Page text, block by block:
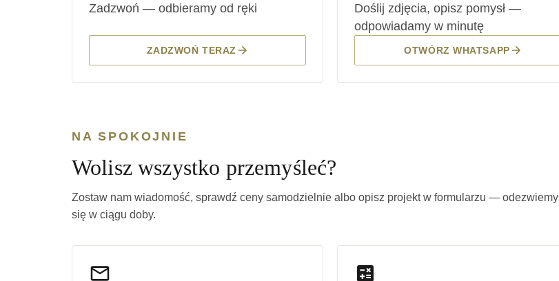
Zadzwoń — odbieramy od ręki
ZADZWOŃ TERAZ
Doślij zdjęcia, opisz pomysł —
odpowiadamy w minutę
OTWÓRZ WHATSAPP
NA SPOKOJNIE
Wolisz wszystko przemyśleć?
Zostaw nam wiadomość, sprawdź ceny samodzielnie albo opisz projekt w formularzu — odezwiemy
się w ciągu doby.